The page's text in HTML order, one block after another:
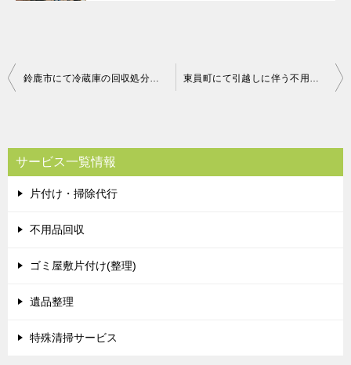
投
ビ
ゲ
ー
シ
鈴鹿市にて冷蔵庫の回収処分 お客様の声 東員町にて引越しに伴う不用品の回収 お客様の声
サービス一覧情報
片付け・掃除代行
不用品回収
ゴミ屋敷片付け(整理)
遺品整理
特殊清掃サービス